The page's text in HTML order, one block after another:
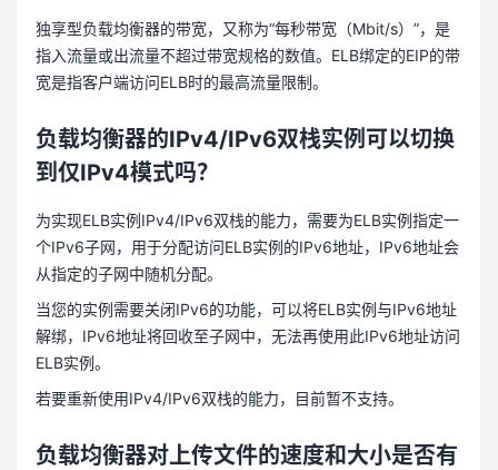
独享型负载均衡器的带宽，又称为“每秒带宽（Mbit/s）”，是
指入流量或出流量不超过带宽规格的数值。ELB绑定的EIP的带
宽是指客户端访问ELB时的最高流量限制。
负载均衡器的IPv4/IPv6双栈实例可以切换
到仅IPv4模式吗？
为实现ELB实例IPv4/IPv6双栈的能力，需要为ELB实例指定一
个IPv6子网，用于分配访问ELB实例的IPv6地址，IPv6地址会
从指定的子网中随机分配。
当您的实例需要关闭IPv6的功能，可以将ELB实例与IPv6地址
解绑，IPv6地址将回收至子网中，无法再使用此IPv6地址访问
ELB实例。
若要重新使用IPv4/IPv6双栈的能力，目前暂不支持。
负载均衡器对上传文件的速度和大小是否有